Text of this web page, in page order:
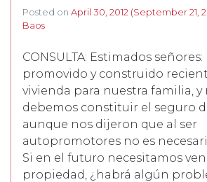
Posted on April 30, 2012 (September 21,
Baos
CONSULTA: Estimados
promovido y construido
vivienda para nuestra familia, y
debemos constituir el seguro
aunque nos dijeron que al ser
autopromotores no es
Si en el futuro necesitamos
propiedad, ¿habrá algún